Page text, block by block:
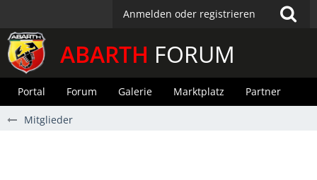
Anmelden oder registrieren
ABARTH FORUM
Portal Forum Galerie Marktplatz Partner
Mitglieder